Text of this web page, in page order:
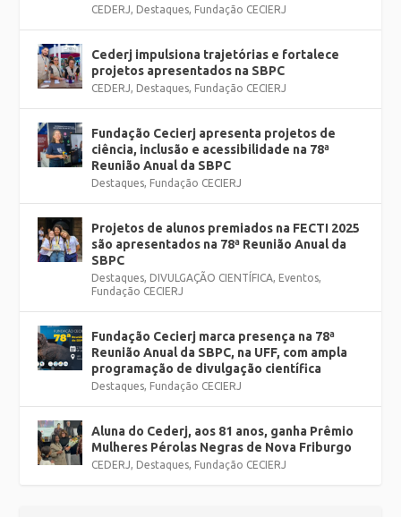
CEDERJ Destaques Fundação CECIERJ
Cederj impulsiona trajetórias e fortalece
projetos apresentados na SBPC
CEDERJ Destaques Fundação CECIERJ
Fundação Cecierj apresenta projetos de
ciência, inclusão e acessibilidade na 78ª
Reunião Anual da SBPC
Destaques Fundação CECIERJ
Projetos de alunos premiados na FECTI 2025
são apresentados na 78ª Reunião Anual da
SBPC
Destaques DIVULGAÇÃO CIENTÍFICA Eventos
Fundação CECIERJ
Fundação Cecierj marca presença na 78ª
Reunião Anual da SBPC, na UFF, com ampla
programação de divulgação científica
Destaques Fundação CECIERJ
Aluna do Cederj, aos 81 anos, ganha Prêmio
Mulheres Pérolas Negras de Nova Friburgo
CEDERJ Destaques Fundação CECIERJ